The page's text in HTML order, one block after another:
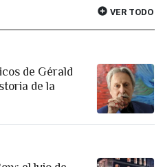
VER TODO
de Gérald
de la